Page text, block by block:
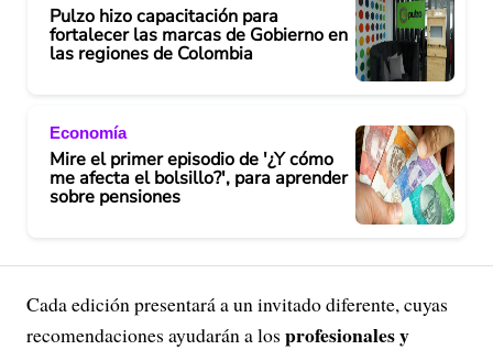
Pulzo hizo capacitación para
fortalecer las marcas de Gobierno en
las regiones de Colombia
Economía
Mire el primer episodio de '¿Y cómo
me afecta el bolsillo?', para aprender
sobre pensiones
Cada edición presentará a un invitado diferente, cuyas
recomendaciones ayudarán a los profesionales y